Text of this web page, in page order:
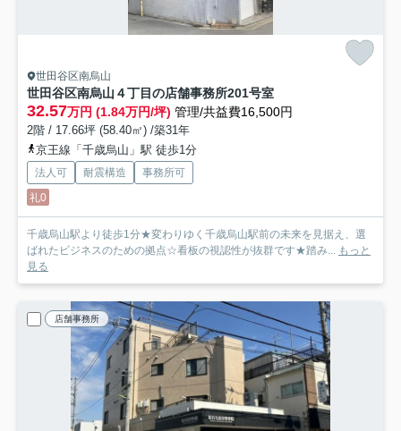
世田谷区南烏山
世田谷区南烏山４丁目の店舗事務所201号室
32.57万円 (1.84万円/坪) 管理/共益費16,500円
2階 / 17.66坪 (58.40㎡) /築31年
京王線「千歳烏山」駅 徒歩1分
法人可 耐震構造
事務所可
礼0
千歳烏山駅より徒歩1分★変わりゆく千歳烏山駅前の未来を見据え、選
ばれたビジネスのための拠点☆看板の視認性が抜群です★踏み... もっと
見る
店舗事務所